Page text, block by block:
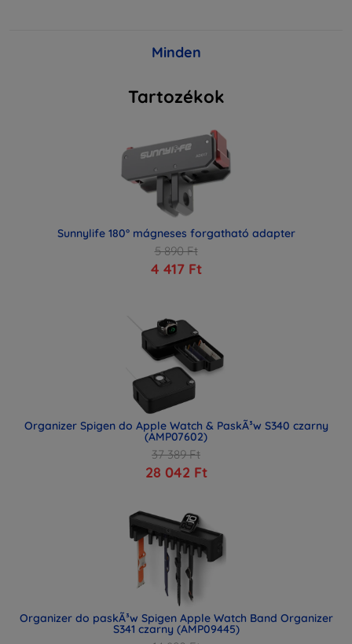
Minden
Tartozékok
Sunnylife 180° mágneses forgatható adapter
5 890 Ft
4 417 Ft
Organizer Spigen do Apple Watch & PaskÃ³w S340 czarny
(AMP07602)
37 389 Ft
28 042 Ft
Organizer do paskÃ³w Spigen Apple Watch Band Organizer
S341 czarny (AMP09445)